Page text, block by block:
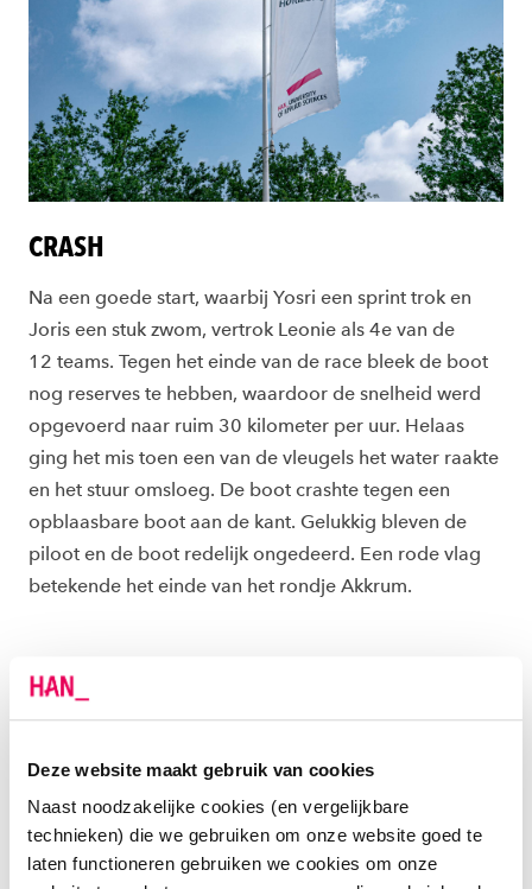
Deze website maakt gebruik van cookies
Naast noodzakelijke cookies (en vergelijkbare
technieken) die we gebruiken om onze website goed te
laten functioneren gebruiken we cookies om onze
CRASH
Na een goede start, waarbij Yosri een sprint trok en
Joris een stuk zwom, vertrok Leonie als 4e van de
12 teams. Tegen het einde van de race bleek de boot
nog reserves te hebben, waardoor de snelheid werd
opgevoerd naar ruim 30 kilometer per uur. Helaas
ging het mis toen een van de vleugels het water raakte
en het stuur omsloeg. De boot crashte tegen een
opblaasbare boot aan de kant. Gelukkig bleven de
piloot en de boot redelijk ongedeerd. Een rode vlag
betekende het einde van het rondje Akkrum.